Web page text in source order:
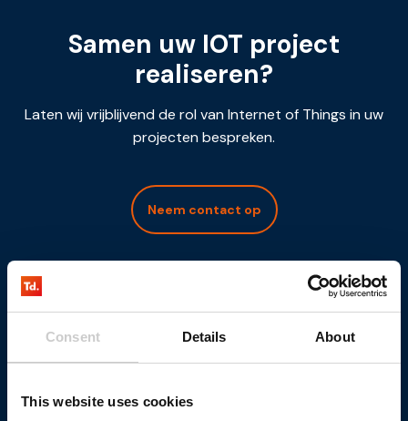
Consent Details About
This website uses cookies
Samen uw IOT project
realiseren?
Laten wij vrijblijvend de rol van Internet of Things in uw
projecten bespreken.
Neem contact op